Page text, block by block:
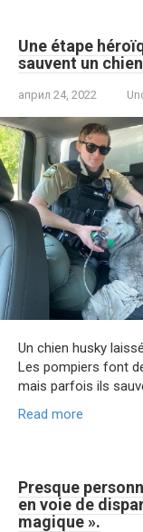
Une étape
sauvent un
април 24, 2022
Un chien husky
Les pompiers font
mais parfois ils
Read more
Presque
en voie de
magique ».